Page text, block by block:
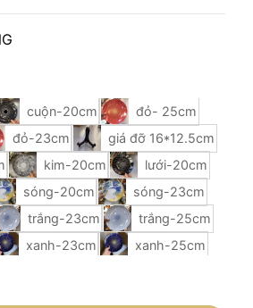
cuộn-20cm
đỏ- 25cm
đỏ-23cm
giá đỡ 16*12.5cm
kim-20cm
lưới-20cm
sóng-20cm
sóng-23cm
trắng-23cm
trắng-25cm
xanh-23cm xanh-25cm
thuật phong cách Nhật Bản số lượng